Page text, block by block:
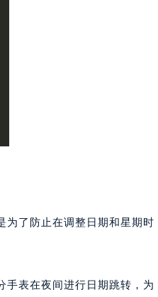
为了防止在调整日期和星期时
手表在夜间进行日期跳转，为